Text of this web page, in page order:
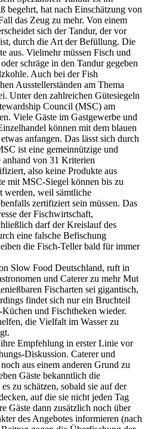
begehrt, hat nach Einschätzung von
das Zeug zu mehr. Von einem
sich der Tandur, der vor
durch die Art der Befüllung. Die
aus. Vielmehr müssen Fisch und
schräge in den Tandur gegeben
Auch bei der Fish
Ausstellerständen am Thema
Unter den zahlreichen Gütesiegeln
Council (MSC) am
Viele Gäste im Gastgewerbe und
können mit dem blauen
anfangen. Das lässt sich durch
ist eine gemeinnützige und
anhand von 31 Kriterien
also keine Produkte aus
mit MSC-Siegel können bis zu
werden, weil sämtliche
zertifiziert sein müssen. Das
der Fischwirtschaft,
darf der Kreislauf des
eine falsche Befischung
die Fisch-Teller bald für immer
Slow Food Deutschland, ruft in
und Caterer zu mehr Mut
Fischarten sei gigantisch,
findet sich nur ein Bruchteil
und Fischtheken wieder.
die Vielfalt im Wasser zu
Empfehlung in erster Linie vor
Diskussion. Caterer und
aus einem anderen Grund zu
Gäste bekanntlich die
zu schätzen, sobald sie auf der
auf die sie nicht jeden Tag
Gäste dann zusätzlich noch über
des Angebotes informieren (nach